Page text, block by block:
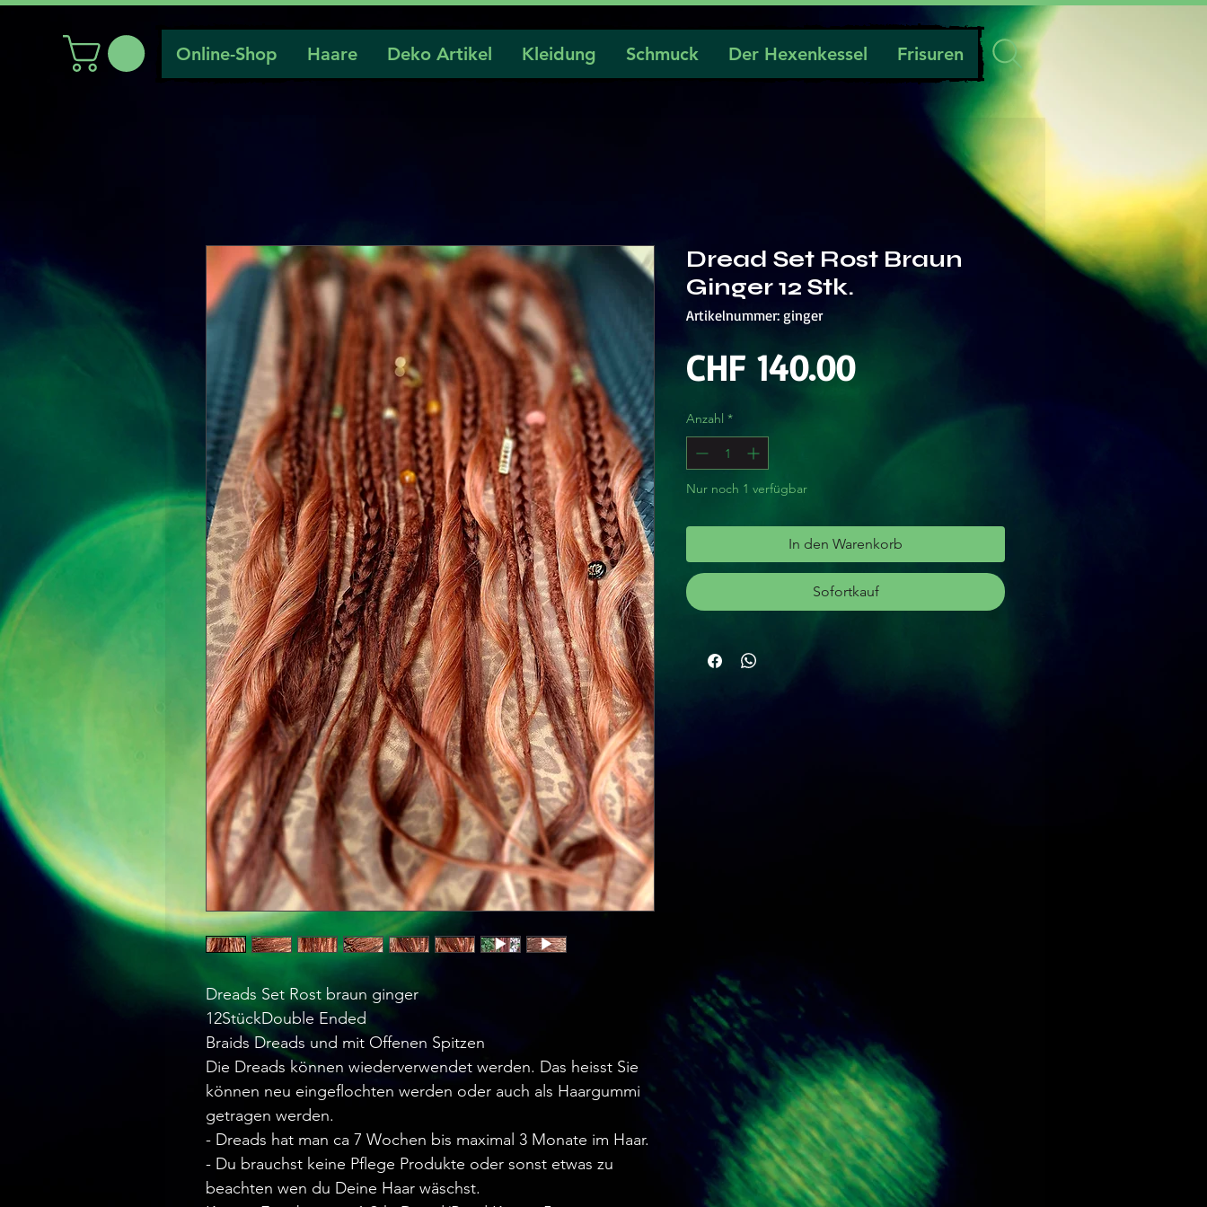
Online-Shop Haare Deko Artikel Kleidung Schmuck Der Hexenkessel Frisuren
Dreads Set Rost braun ginger
12StückDouble Ended
Braids Dreads und mit Offenen Spitzen
Die Dreads können wiederverwendet werden. Das heisst Sie
können neu eingeflochten werden oder auch als Haargummi
getragen werden.
- Dreads hat man ca 7 Wochen bis maximal 3 Monate im Haar.
- Du brauchst keine Pflege Produkte oder sonst etwas zu
beachten wen du Deine Haar wäschst.
Dread Set Rost Braun
Ginger 12 Stk.
Artikelnummer: ginger
CHF 140.00Preis
Anzahl *
Nur noch 1 verfügbar
In den Warenkorb
Sofortkauf